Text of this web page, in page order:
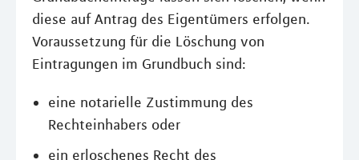
diese auf Antrag des Eigentümers erfolgen.
Voraussetzung für die Löschung von
Eintragungen im Grundbuch sind:
eine notarielle Zustimmung des
Rechteinhabers oder
ein erloschenes Recht des